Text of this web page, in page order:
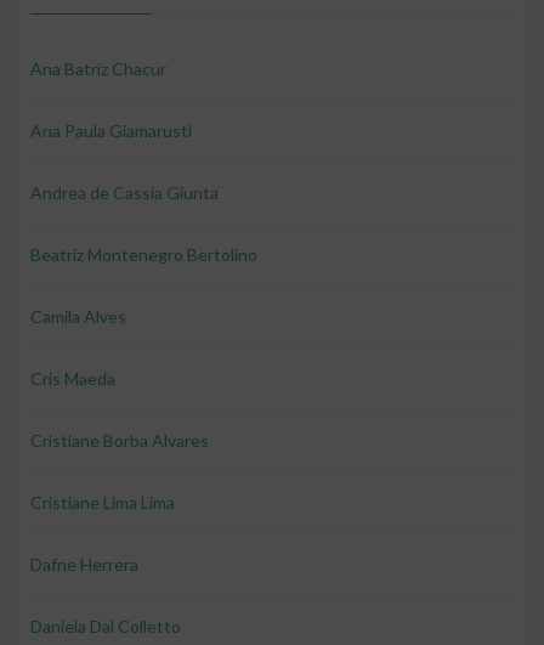
Ana Batriz Chacur
Ana Paula Giamarusti
Andrea de Cassia Giunta
Beatriz Montenegro Bertolino
Camila Alves
Cris Maeda
Cristiane Borba Alvares
Cristiane Lima Lima
Dafne Herrera
Daniela Dal Colletto